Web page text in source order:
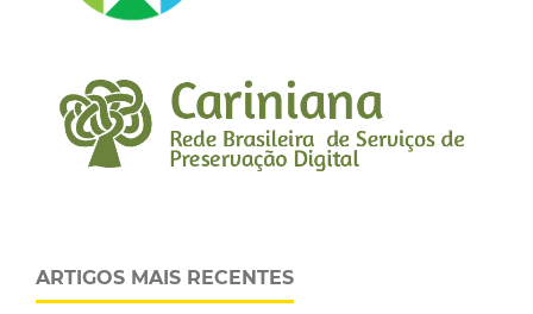
ARTIGOS MAIS RECENTES